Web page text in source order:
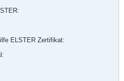
ELSTER Zertifikat: